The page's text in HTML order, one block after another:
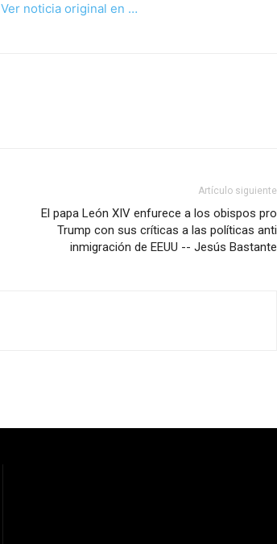
Ver noticia original en …
Artículo siguiente
El papa León XIV enfurece a los obispos pro
Trump con sus críticas a las políticas anti
inmigración de EEUU -- Jesús Bastante